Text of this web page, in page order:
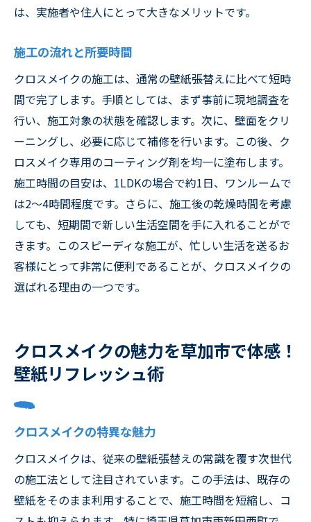
は、実施者や住人にとって大きなメリットです。
施工の流れと所要時間
クロスメイクの施工は、通常の壁紙張替えに比べて短時
間で完了します。手順としては、まず事前に現地調査を
行い、施工対象の状態を確認します。次に、壁面をクリ
ーニングし、必要に応じて補修を行います。この後、ク
ロスメイク専用のコーティング剤を均一に塗布します。
施工時間の目安は、1LDKの場合で約1日、ワンルームで
は2～4時間程度です。さらに、施工後の乾燥時間を考慮
しても、短期間で新しい生活空間を手に入れることがで
きます。このスピーディな施工が、忙しい生活を送るお
客様にとって非常に便利であることが、クロスメイクの
選ばれる理由の一つです。
クロスメイクの魅力を草加市で体感！
壁紙リフレッシュ術
クロスメイクの特異な魅力
クロスメイクは、従来の壁紙張替えの常識を覆す次世代
の施工法として注目されています。この手法は、既存の
壁紙をそのまま利用することで、施工時間を短縮し、コ